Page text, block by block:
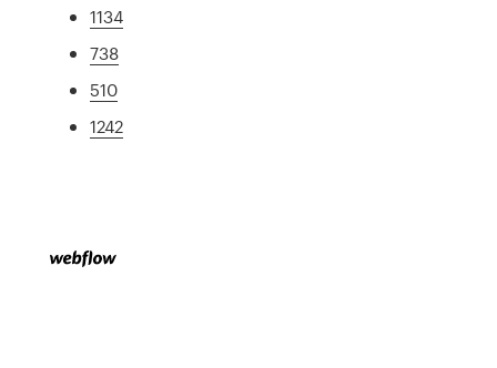
1134
738
510
1242